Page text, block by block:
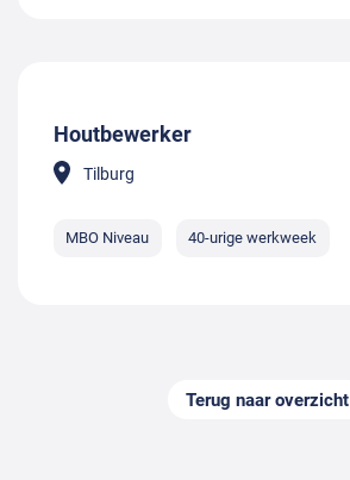
Houtbewerker
Tilburg
MBO Niveau 40-urige werkweek
Terug naar overzicht